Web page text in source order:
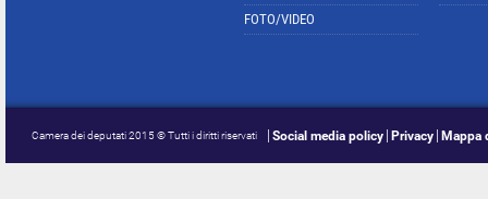
FOTO/VIDEO
Camera dei deputati 2015 © Tutti i diritti riservati Social media policy Privacy Mappa